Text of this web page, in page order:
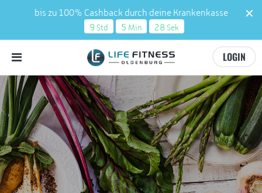
bis zu 100% Cashback durch deine Krankenkasse
9 Std 5 Min 27 Sek
LOGIN